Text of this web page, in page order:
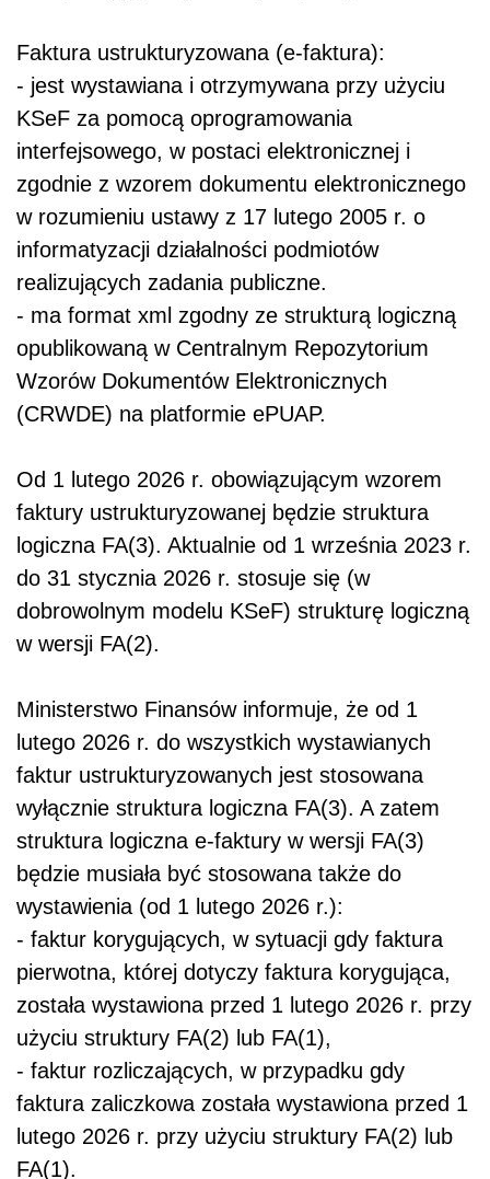
Faktura ustrukturyzowana (e-faktura):
- jest wystawiana i otrzymywana przy użyciu
KSeF za pomocą oprogramowania
interfejsowego, w postaci elektronicznej i
zgodnie z wzorem dokumentu elektronicznego
w rozumieniu ustawy z 17 lutego 2005 r. o
informatyzacji działalności podmiotów
realizujących zadania publiczne.
- ma format xml zgodny ze strukturą logiczną
opublikowaną w Centralnym Repozytorium
Wzorów Dokumentów Elektronicznych
(CRWDE) na platformie ePUAP.
Od 1 lutego 2026 r. obowiązującym wzorem
faktury ustrukturyzowanej będzie struktura
logiczna FA(3). Aktualnie od 1 września 2023 r.
do 31 stycznia 2026 r. stosuje się (w
dobrowolnym modelu KSeF) strukturę logiczną
w wersji FA(2).
Ministerstwo Finansów informuje, że od 1
lutego 2026 r. do wszystkich wystawianych
faktur ustrukturyzowanych jest stosowana
wyłącznie struktura logiczna FA(3). A zatem
struktura logiczna e-faktury w wersji FA(3)
będzie musiała być stosowana także do
wystawienia (od 1 lutego 2026 r.):
- faktur korygujących, w sytuacji gdy faktura
pierwotna, której dotyczy faktura korygująca,
została wystawiona przed 1 lutego 2026 r. przy
użyciu struktury FA(2) lub FA(1),
- faktur rozliczających, w przypadku gdy
faktura zaliczkowa została wystawiona przed 1
lutego 2026 r. przy użyciu struktury FA(2) lub
FA(1).